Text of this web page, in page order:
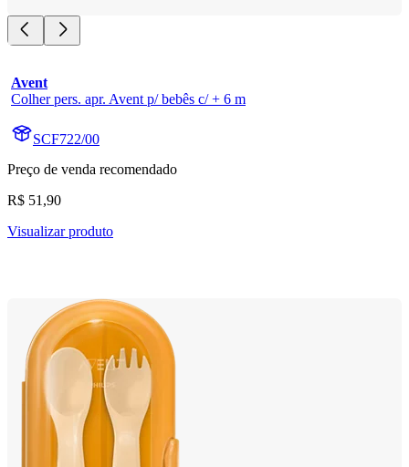
Avent
Colher pers. apr. Avent p/ bebês c/ + 6 m
SCF722/00
Preço de venda recomendado
R$ 51,90
Visualizar produto